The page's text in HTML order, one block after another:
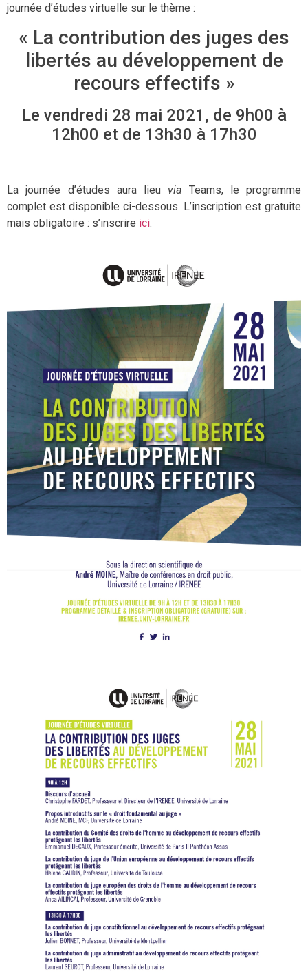
journée d’études virtuelle sur le thème :
« La contribution des juges des
libertés au développement de
recours effectifs »
Le vendredi 28 mai 2021, de 9h00 à
12h00 et de 13h30 à 17h30
La journée d’études aura lieu via Teams, le programme
complet est disponible ci-dessous. L’inscription est gratuite
mais obligatoire : s’inscrire ici.